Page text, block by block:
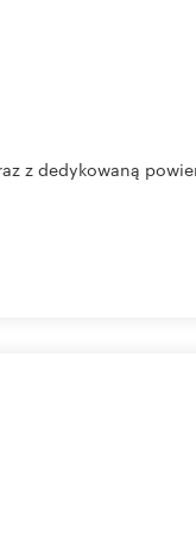
z dedykowaną